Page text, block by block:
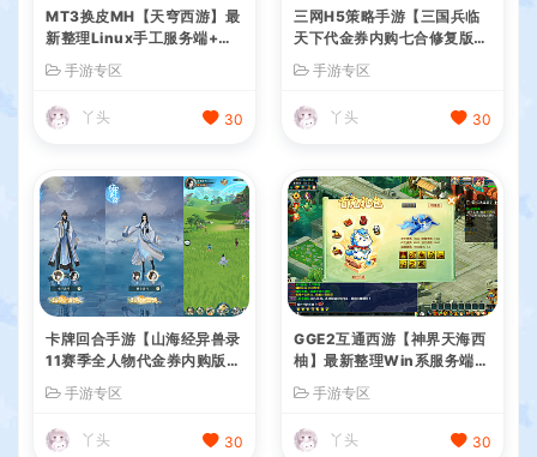
MT3换皮MH【天穹西游】最
新整理Linux手工服务端+安
卓苹果双端+GM后台+详细搭
建教程+全套源码+视频教程
手游专区
丫头 30
三网H5策略手游【三国兵临
天下代金券内购七合修复版】
最新整理单机一键即玩镜像端
+Linux手工服务端+管理后台
+GM授权后台+简易安卓客户
端+详细搭建教程+视频教程
手游专区
丫头 30
卡牌回合手游【山海经异兽录
11赛季全人物代金券内购版】
最新整理WIN系服务端+授权
GM后台+管理后台+热更修改
工具+安卓+详细搭建教程
手游专区
丫头 30
GGE2互通西游【神界天海西
柚】最新整理Win系服务端
+安卓苹果PC三端+内置GM
工具+全套源码+详细搭建教
程
手游专区
丫头 30